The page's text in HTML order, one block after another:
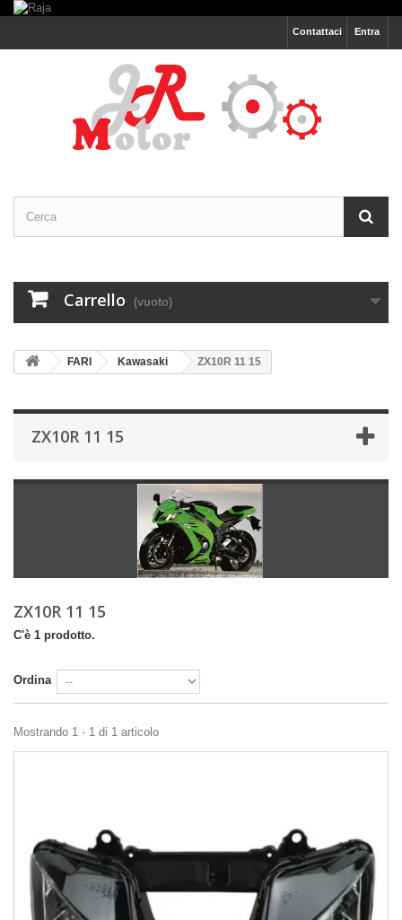
Entra
Contattaci
Carrello (vuoto)
FARI Kawasaki ZX10R 11 15
ZX10R 11 15
ZX10R 11 15
C'è 1 prodotto.
Ordina
Mostrando 1 - 1 di 1 articolo